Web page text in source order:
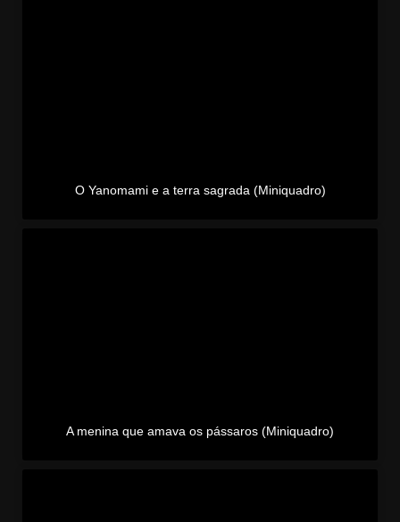
O Yanomami e a terra sagrada (Miniquadro)
A menina que amava os pássaros (Miniquadro)